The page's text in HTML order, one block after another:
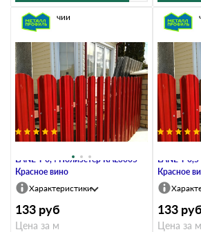
LАNE-T 0,4 Полиэстер RAL3005
Красное вино
В наличии
Характеристики
133 руб
Цена за м
LАNE-T
Красное
В
133 руб
Цена за м